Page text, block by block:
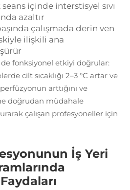
içinde interstisyel sıvı
azaltır
çalışmada derin ven
ilişkili ana
fonksiyonel etkiyi doğrular:
cilt sıcaklığı 2–3 °C artar ve
arttığını ve
doğrudan müdahale
çalışan profesyoneller için
İş Yeri